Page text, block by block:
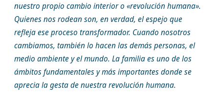
nuestro propio cambio interior o «revolución humana».
Quienes nos rodean son, en verdad, el espejo que
refleja ese proceso transformador. Cuando nosotros
cambiamos, también lo hacen las demás personas, el
medio ambiente y el mundo. La familia es uno de los
ámbitos fundamentales y más importantes donde se
aprecia la gesta de nuestra revolución humana.